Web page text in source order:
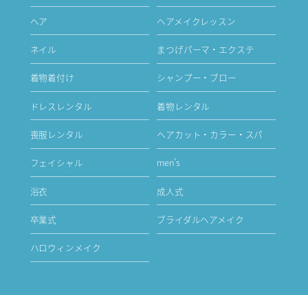
ヘア ヘアメイクレッスン
ネイル まつげパーマ・エクステ
着物着付け シャンプー・ブロー
ドレスレンタル 着物レンタル
喪服レンタル ヘアカット・カラー・スパ
フェイシャル men's
浴衣 成人式
卒業式 ブライダルヘアメイク
ハロウィンメイク